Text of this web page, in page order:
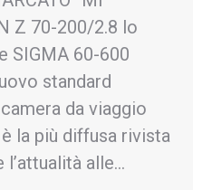
Z 70-200/2.8 lo
SIGMA 60-600
standard
da viaggio
è la più diffusa rivista
alle…